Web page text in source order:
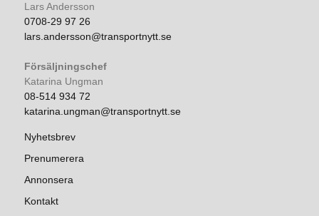
Lars Andersson
0708-29 97 26
lars.andersson@transportnytt.se
Försäljningschef
Katarina Ungman
08-514 934 72
katarina.ungman@transportnytt.se
Nyhetsbrev
Prenumerera
Annonsera
Kontakt